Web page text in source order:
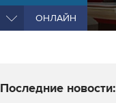
ОНЛАЙН
Последние новости: